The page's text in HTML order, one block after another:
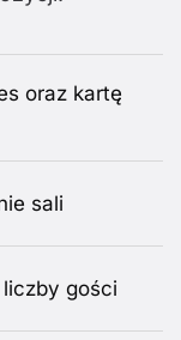
oraz kartę
sali
gości